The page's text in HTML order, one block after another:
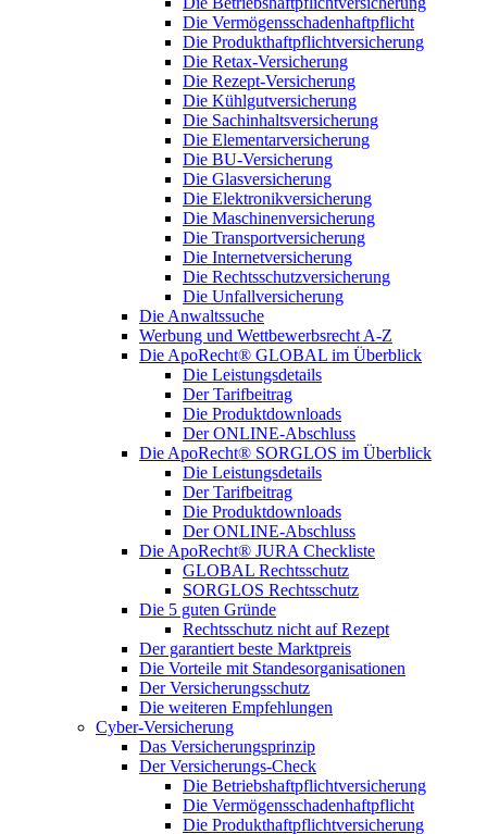
Die Vermögensschadenhaftpflicht
Die Produkthaftpflichtversicherung
Die Retax-Versicherung
Die Rezept-Versicherung
Die Kühlgutversicherung
Die Sachinhaltsversicherung
Die Elementarversicherung
Die BU-Versicherung
Die Glasversicherung
Die Elektronikversicherung
Die Maschinenversicherung
Die Transportversicherung
Die Internetversicherung
Die Rechtsschutzversicherung
Die Unfallversicherung
Die Anwaltssuche
Werbung und Wettbewerbsrecht A-Z
Die ApoRecht® GLOBAL im Überblick
Die Leistungsdetails
Der Tarifbeitrag
Die Produktdownloads
Der ONLINE-Abschluss
Die ApoRecht® SORGLOS im Überblick
Die Leistungsdetails
Der Tarifbeitrag
Die Produktdownloads
Der ONLINE-Abschluss
Die ApoRecht® JURA Checkliste
GLOBAL Rechtsschutz
SORGLOS Rechtsschutz
Die 5 guten Gründe
Rechtsschutz nicht auf Rezept
Der garantiert beste Marktpreis
Die Vorteile mit Standesorganisationen
Der Versicherungsschutz
Die weiteren Empfehlungen
Cyber-Versicherung
Das Versicherungsprinzip
Der Versicherungs-Check
Die Betriebshaftpflichtversicherung
Die Vermögensschadenhaftpflicht
Die Produkthaftpflichtversicherung